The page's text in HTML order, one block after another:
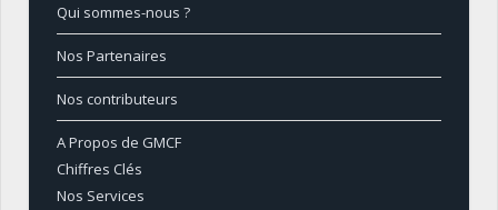
Qui sommes-nous ?
Nos Partenaires
Nos contributeurs
A Propos de GMCF
Chiffres Clés
Nos Services